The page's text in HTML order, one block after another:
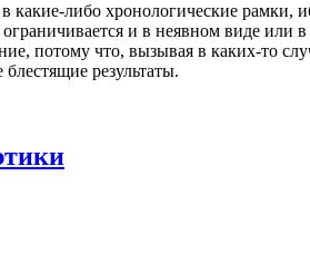
какие-либо хронологические рамки,
и в неявном виде или
потому что, вызывая в каких-то
результаты.